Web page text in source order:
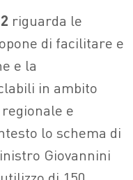
riguarda le
di facilitare e
e la
in ambito
e
lo schema di
Giovannini